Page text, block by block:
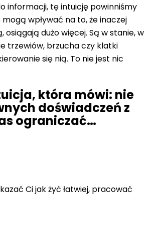
informacji, tę intuicję powinniśmy
wpływać na to, że inaczej
dużo więcej. Są w stanie, w
trzewiów, brzucha czy klatki
się nią. To nie jest nic
która mówi: nie
doświadczeń z
ograniczać…
Ci jak żyć łatwiej, pracować